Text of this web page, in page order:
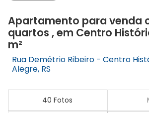
Apartamento para venda
quartos , em Centro
m²
Rua Demétrio Ribeiro - Centro
Alegre, RS
40 Fotos